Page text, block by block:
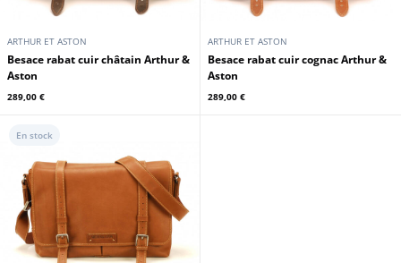
ARTHUR ET ASTON
Besace rabat cuir châtain Arthur &
Aston
289,00 €
ARTHUR ET ASTON
Besace rabat cuir cognac Arthur &
Aston
289,00 €
En stock